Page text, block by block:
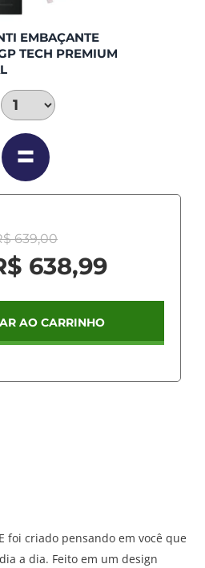
EMBAÇANTE
TECH PREMIUM
639,00
638,99
AO CARRINHO
foi criado pensando em você que
a dia. Feito em um design